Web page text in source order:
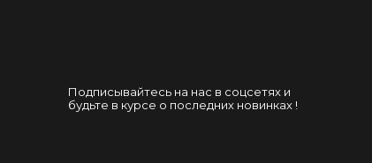
Подписывайтесь на нас в соцсетях и
будьте в курсе о последних новинках !